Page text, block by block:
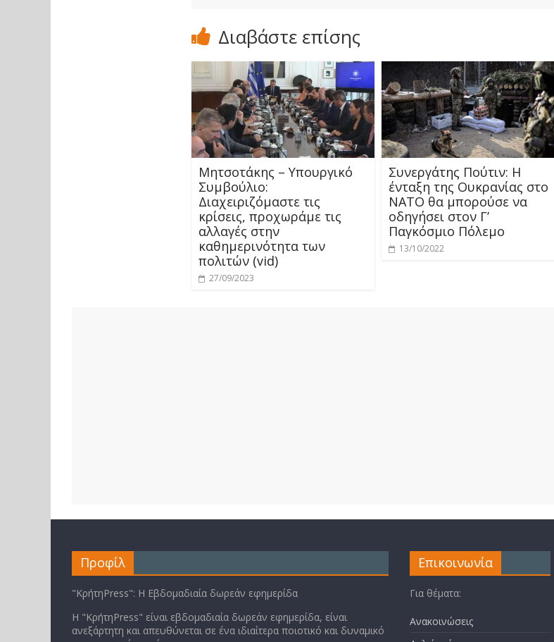
Διαβάστε επίσης
Μητσοτάκης – Υπουργικό
Συμβούλιο:
Διαχειριζόμαστε τις
κρίσεις, προχωράμε τις
αλλαγές στην
καθημερινότητα των
πολιτών (vid)
27/09/2023
Συνεργάτης Πούτιν: Η
ένταξη της Ουκρανίας στο
ΝΑΤΟ θα μπορούσε να
οδηγήσει στον Γ’
Παγκόσμιο Πόλεμο
13/10/2022
Προφίλ
"ΚρήτηPress": Η Εβδομαδιαία δωρεάν εφημερίδα
Η "ΚρήτηPress" είναι εβδομαδιαία δωρεάν εφημερίδα, είναι
ανεξάρτητη και απευθύνεται σε ένα ιδιαίτερα ποιοτικό και δυναμικό
Επικοινωνία
Για θέματα:
Ανακοινώσεις